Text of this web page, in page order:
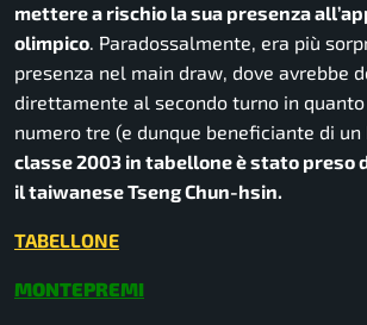
mettere a rischio la sua presenza
olimpico. Paradossalmente, era più
presenza nel main draw, dove avrebbe
direttamente al secondo turno in
numero tre (e dunque beneficiante di un
classe 2003 in tabellone è stato preso
il taiwanese Tseng Chun-hsin.
TABELLONE
MONTEPREMI